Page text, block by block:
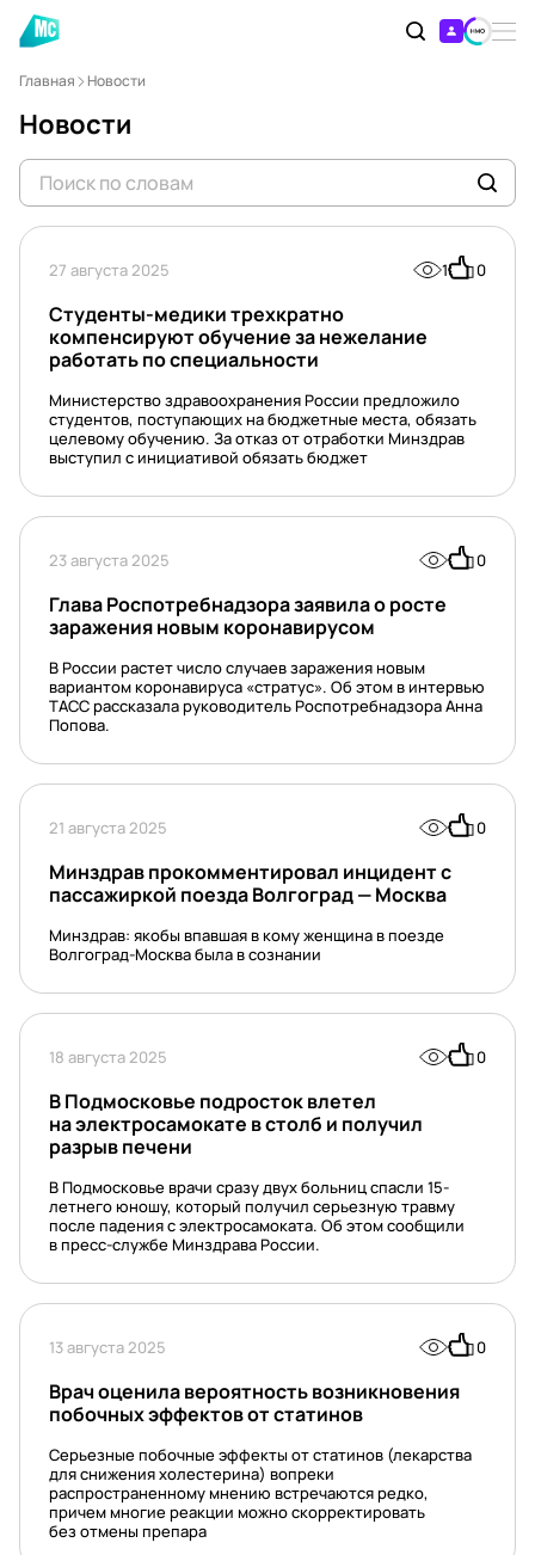
Главная Новости
Новости
27 августа 2025 1 0
Студенты-медики трехкратно
компенсируют обучение за нежелание
работать по специальности
Министерство здравоохранения России предложило
студентов, поступающих на бюджетные места, обязать
целевому обучению. За отказ от отработки Минздрав
выступил с инициативой обязать бюджет
23 августа 2025 0
Глава Роспотребнадзора заявила о росте
заражения новым коронавирусом
В России растет число случаев заражения новым
вариантом коронавируса «стратус». Об этом в интервью
ТАСС рассказала руководитель Роспотребнадзора Анна
Попова.
21 августа 2025 0
Минздрав прокомментировал инцидент с
пассажиркой поезда Волгоград — Москва
Минздрав: якобы впавшая в кому женщина в поезде
Волгоград-Москва была в сознании
18 августа 2025 0
В Подмосковье подросток влетел
на электросамокате в столб и получил
разрыв печени
В Подмосковье врачи сразу двух больниц спасли 15-
летнего юношу, который получил серьезную травму
после падения с электросамоката. Об этом сообщили
в пресс-службе Минздрава России.
13 августа 2025 0
Врач оценила вероятность возникновения
побочных эффектов от статинов
Серьезные побочные эффекты от статинов (лекарства
для снижения холестерина) вопреки
распространенному мнению встречаются редко,
причем многие реакции можно скорректировать
без отмены препара